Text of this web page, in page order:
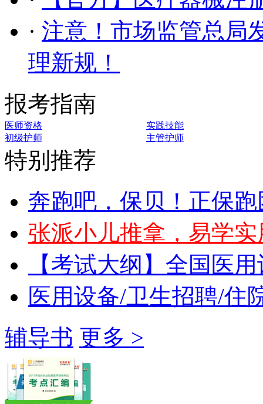
· 注意！市场监管总局
理新规！
报考指南
医师资格
实践技能
初级护师
主管护师
特别推荐
奔跑吧，保贝！正保
张派小儿推拿，易学
【考试大纲】全国医
医用设备/卫生招聘/住
辅导书 更多 >